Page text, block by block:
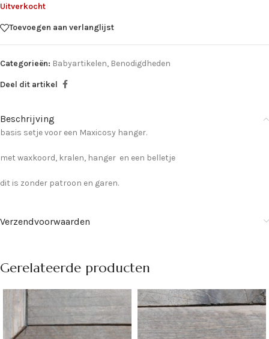
Uitverkocht
Toevoegen aan verlanglijst
Categorieën: Babyartikelen, Benodigdheden
Deel dit artikel
Beschrijving
basis setje voor een Maxicosy hanger.
met waxkoord, kralen, hanger en een belletje
dit is zonder patroon en garen.
Verzendvoorwaarden
Gerelateerde producten